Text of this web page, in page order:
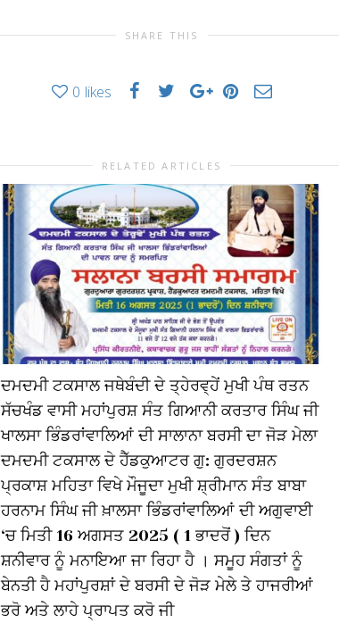
SHARE THIS
0 likes
RELATED ARTICLES
ਦਮਦਮੀ ਟਕਸਾਲ ਜਥੇਬੰਦੀ ਦੇ ਤ੍ਹੇਰਵ੍ਹੇਂ ਮੁਖੀ ਪੰਥ ਰਤਨ
ਸੱਚਖੰਡ ਵਾਸੀ ਮਹਾਂਪੁਰਸ਼ ਸੰਤ ਗਿਆਨੀ ਕਰਤਾਰ ਸਿੰਘ ਜੀ
ਖਾਲਸਾ ਭਿੰਡਰਾਂਵਾਲਿਆਂ ਦੀ ਸਾਲਾਨਾ ਬਰਸੀ ਦਾ ਜੋੜ ਮੇਲਾ
ਦਮਦਮੀ ਟਕਸਾਲ ਦੇ ਹੈੱਡਕੁਆਟਰ ਗੁ: ਗੁਰਦਰਸ਼ਨ
ਪ੍ਰਕਾਸ਼ ਮਹਿਤਾ ਵਿਖੇ ਮੌਜੂਦਾ ਮੁਖੀ ਸ਼੍ਰੀਮਾਨ ਸੰਤ ਬਾਬਾ
ਹਰਨਾਮ ਸਿੰਘ ਜੀ ਖ਼ਾਲਸਾ ਭਿੰਡਰਾਂਵਾਲਿਆਂ ਦੀ ਅਗੁਵਾਈ
‘ਚ ਮਿਤੀ 16 ਅਗਸਤ 2025 ( 1 ਭਾਦਰੋਂ ) ਦਿਨ
ਸ਼ਨੀਵਾਰ ਨੂੰ ਮਨਾਇਆ ਜਾ ਰਿਹਾ ਹੈ । ਸਮੂਹ ਸੰਗਤਾਂ ਨੂੰ
ਬੇਨਤੀ ਹੈ ਮਹਾਂਪੁਰਸ਼ਾਂ ਦੇ ਬਰਸੀ ਦੇ ਜੋੜ ਮੇਲੇ ਤੇ ਹਾਜਰੀਆਂ
ਭਰੋ ਅਤੇ ਲਾਹੇ ਪ੍ਰਾਪਤ ਕਰੋ ਜੀ